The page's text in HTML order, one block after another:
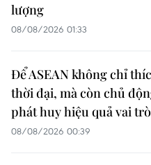
lượng
08/08/2026 01:33
Để ASEAN không chỉ
thời đại, mà còn chủ
phát huy hiệu quả vai trò
08/08/2026 00:39